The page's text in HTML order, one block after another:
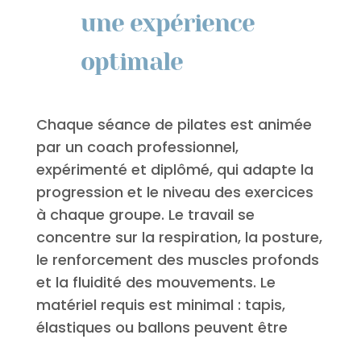
une expérience
optimale
Chaque séance de pilates est animée
par un coach professionnel,
expérimenté et diplômé, qui adapte la
progression et le niveau des exercices
à chaque groupe. Le travail se
concentre sur la respiration, la posture,
le renforcement des muscles profonds
et la fluidité des mouvements. Le
matériel requis est minimal : tapis,
élastiques ou ballons peuvent être